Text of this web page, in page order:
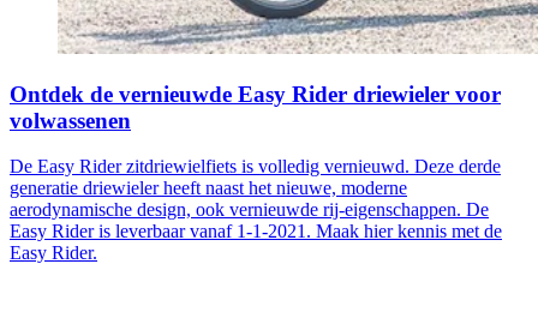
Ontdek de vernieuwde Easy Rider driewieler voor
volwassenen
De Easy Rider zitdriewielfiets is volledig vernieuwd. Deze derde
generatie driewieler heeft naast het nieuwe, moderne
aerodynamische design, ook vernieuwde rij-eigenschappen. De
Easy Rider is leverbaar vanaf 1-1-2021. Maak hier kennis met de
Easy Rider.